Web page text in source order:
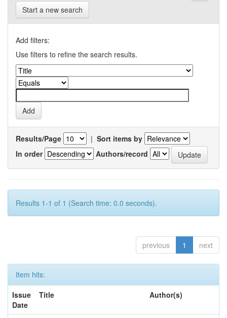
Start a new search
Add filters:
Use filters to refine the search results.
Results/Page | Sort items by
In order
Authors/record
Results 1-1 of 1 (Search time: 0.0 seconds).
previous 1 next
Item hits:
Issue
Date
Title Author(s)